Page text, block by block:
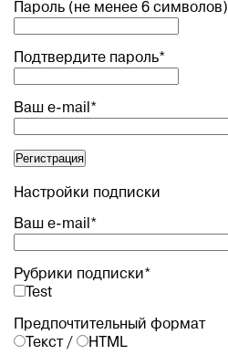
Пароль (не менее 6 символов)
Подтвердите пароль*
Ваш e-mail *
Настройки подписки
Ваш e-mail *
Рубрики подписки *
Test
Предпочтительный формат
Текст/ HTML